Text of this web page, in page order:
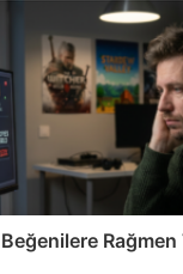
Rağmen